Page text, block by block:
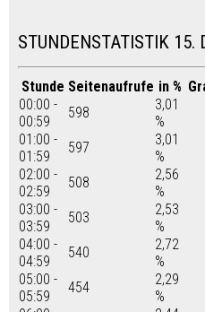
STUNDENSTATISTIK 15.
Stunde Seitenaufrufe in %
00:00 -
00:59
598
3,01
%
01:00 -
01:59
597
3,01
%
02:00 -
02:59
508
2,56
%
03:00 -
03:59
503
2,53
%
04:00 -
04:59
540
2,72
%
05:00 -
05:59
454
2,29
%